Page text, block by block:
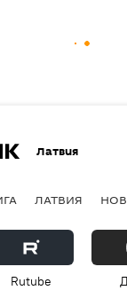
Латвия
ЛАТВИЯ
Rutube